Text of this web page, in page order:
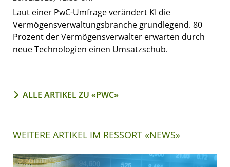
Laut einer PwC-Umfrage verändert KI die
Vermögensverwaltungsbranche grundlegend. 80
Prozent der Vermögensverwalter erwarten durch
neue Technologien einen Umsatzschub.
ALLE ARTIKEL ZU «PWC»
WEITERE ARTIKEL IM RESSORT «NEWS»